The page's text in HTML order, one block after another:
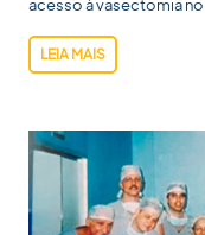
acesso à vasectomia no
LEIA MAIS